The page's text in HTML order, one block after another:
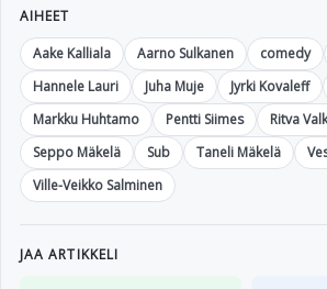
AIHEET
Aake Kalliala
Aarno Sulkanen comedy
Hannele Lauri
Juha Muje Jyrki Kovaleff
Markku Huhtamo
Pentti Siimes
Ritva
Seppo Mäkelä
Sub Taneli Mäkelä
Ville-Veikko Salminen
JAA ARTIKKELI